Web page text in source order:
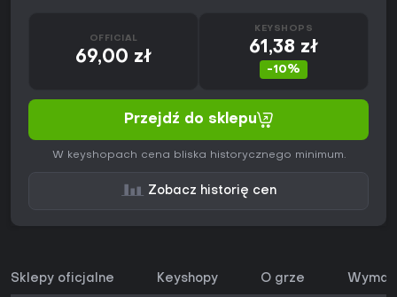
OFFICIAL
69,00 zł
KEYSHOPS
61,38 zł
-10%
Przejdź do sklepu
W keyshopach cena bliska historycznego minimum.
Zobacz historię cen
Sklepy oficjalne Keyshopy O grze